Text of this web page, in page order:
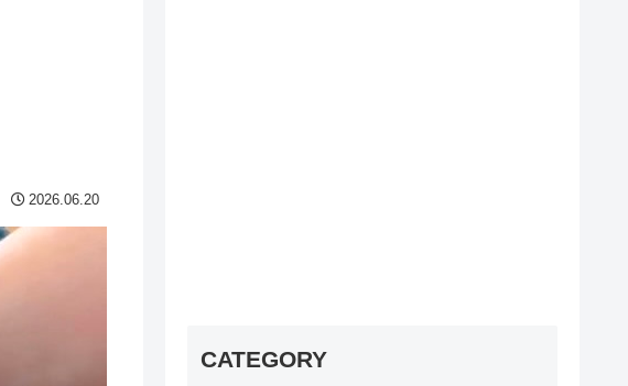
2026.06.20
CATEGORY